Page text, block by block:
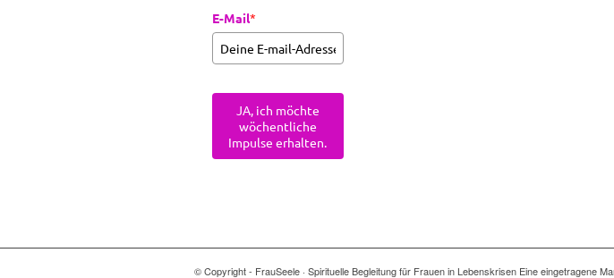
E-Mail*
JA, ich möchte
wöchentliche
Impulse erhalten.
© Copyright - FrauSeele · Spirituelle Begleitung für Frauen in Lebenskrisen Eine eingetragene